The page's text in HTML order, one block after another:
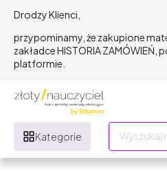
Drodzy Klienci,
przypominamy, że zakupione
zakładce HISTORIA ZAMÓWIEŃ,
platformie.
Kategorie